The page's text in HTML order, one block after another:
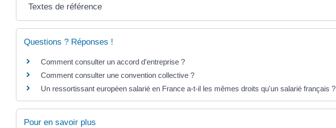
Textes de référence
Questions ? Réponses !
Comment consulter un accord d'entreprise ?
Comment consulter une convention collective ?
Un ressortissant européen salarié en France a-t-il les mêmes droits qu'un salarié français ?
Pour en savoir plus